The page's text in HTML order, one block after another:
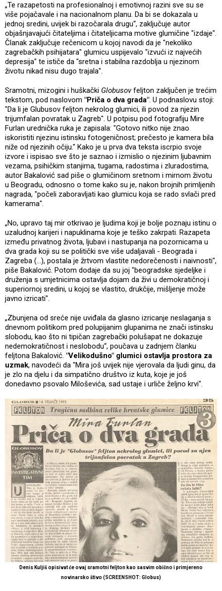
„Te razapetosti na profesionalnoj i emotivnoj razini sve su se
više pojačavale i na nacionalnom planu. Da bi se dokazala u
jednoj sredini, uvijek bi razočarala drugu“, zaključuje autor
objašnjavajući čitateljima i čitateljicama motive glumičine "izdaje".
Članak zaključuje rečenicom u kojoj navodi da je "nekoliko
zagrebačkih psihijatara" glumicu uspijevalo "izvući iz najvećih
depresija" te ističe da "sretna i stabilna razdoblja u njezinom
životu nikad nisu dugo trajala".
Sramotni, mizogini i huškački Globusovfeljton zaključen je trećim
tekstom, pod naslovom "Priča o dva grada". U podnaslovu stoji:
"Da li je Glubusov feljton nekrolog glumici, ili povod za njezin
trijumfalan povratak u Zagreb". U potpisu pod fotografiju Mire
Furlan urednička ruka je zapisala: "Gotovo nitko nije znao
iskoristiti njezinu istinsku fotogeničnost; prečesto je kamera bila
niže od njezinih očiju." Kako je u prva dva teksta iscrpio svoje
izvore i ispisao sve što je saznao i izmislio o njezinim ljubavnim
vezama, psihičkim stanjima, tugama, radostima i zluradostima,
autor Bakalović sad piše o glumičinom sretnom i mirnom životu
u Beogradu, odnosno o tome kako su je, nakon brojnih primljenih
nagrada, "počeli zaboravljati kao glumicu koja se rado svlači pred
kamerama".
„No, upravo taj mir otkrivao je ljudima koji je bolje poznaju istinu o
uzaludnoj karijeri i napuklinama koje je teško zakrpati. Razapeta
između privatnog života, ljubavi i nastupanja na pozornicama u
dva grada koji su se politički sve više udaljavali - Beograda i
Zagreba (...), postala je žrtvom vlastite nedorečenosti i naivnosti",
piše Bakalović. Potom dodaje da su joj "beogradske sjedeljke i
druženja s umjetnicima ostavlja dojam da živi u demokratičnoj i
superiornoj sredini, u kojoj se vlastito, drukčije, mišljenje može
javno izricati".
„Zbunjena od sreće nije uviđala da glasno izricanje neslaganja s
dnevnom politikom pred polupijanim glupanima ne znači istinsku
slobodu, kao što ni tipičan zagrebački polušapat ne dokazuje
nedemokratičnost i neslobodu“, poučava u zadnjem članku
feljtona Bakalović. "Velikodušno" glumici ostavlja prostora za
uzmak, navodeći da "Mira još uvijek nije vjerovala da ljudi ginu, da
je zlo na djelu i da simpatično društvo iz kuta, koje je još
donedavno psovalo Miloševića, sad ustaje i urliče željno krvi".
Denis Kuljiš opisivat će ovaj sramotni feljton kao sasvim obično i primjereno
novinarsko štivo (SCREENSHOT: Globus)